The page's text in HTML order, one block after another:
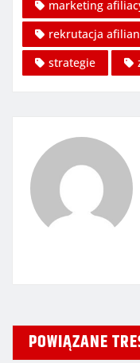
marketing
rekrutacja
strategie
POWIĄZANE